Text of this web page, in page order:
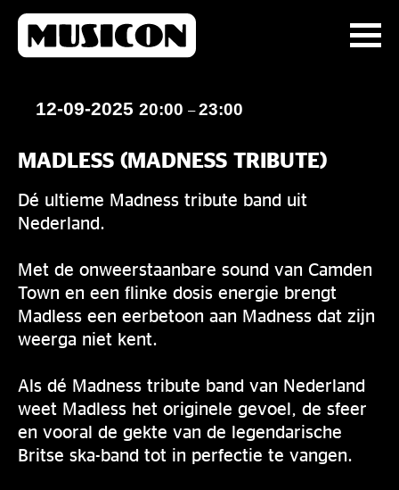
12-09-2025 20:00 –23:00
MADLESS (MADNESS TRIBUTE)
Dé ultieme Madness tribute band uit
Nederland.
Met de onweerstaanbare sound van Camden
Town en een flinke dosis energie brengt
Madless een eerbetoon aan Madness dat zijn
weerga niet kent.
Als dé Madness tribute band van Nederland
weet Madless het originele gevoel, de sfeer
en vooral de gekte van de legendarische
Britse ska-band tot in perfectie te vangen.